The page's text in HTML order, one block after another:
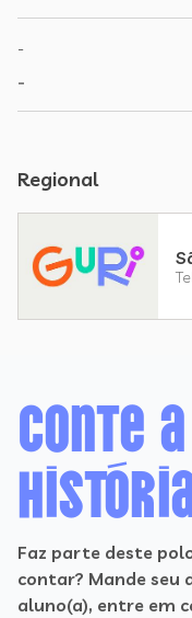
-
-
Regional
Conte
Faz parte deste
contar? Mande seu
aluno(a), entre em